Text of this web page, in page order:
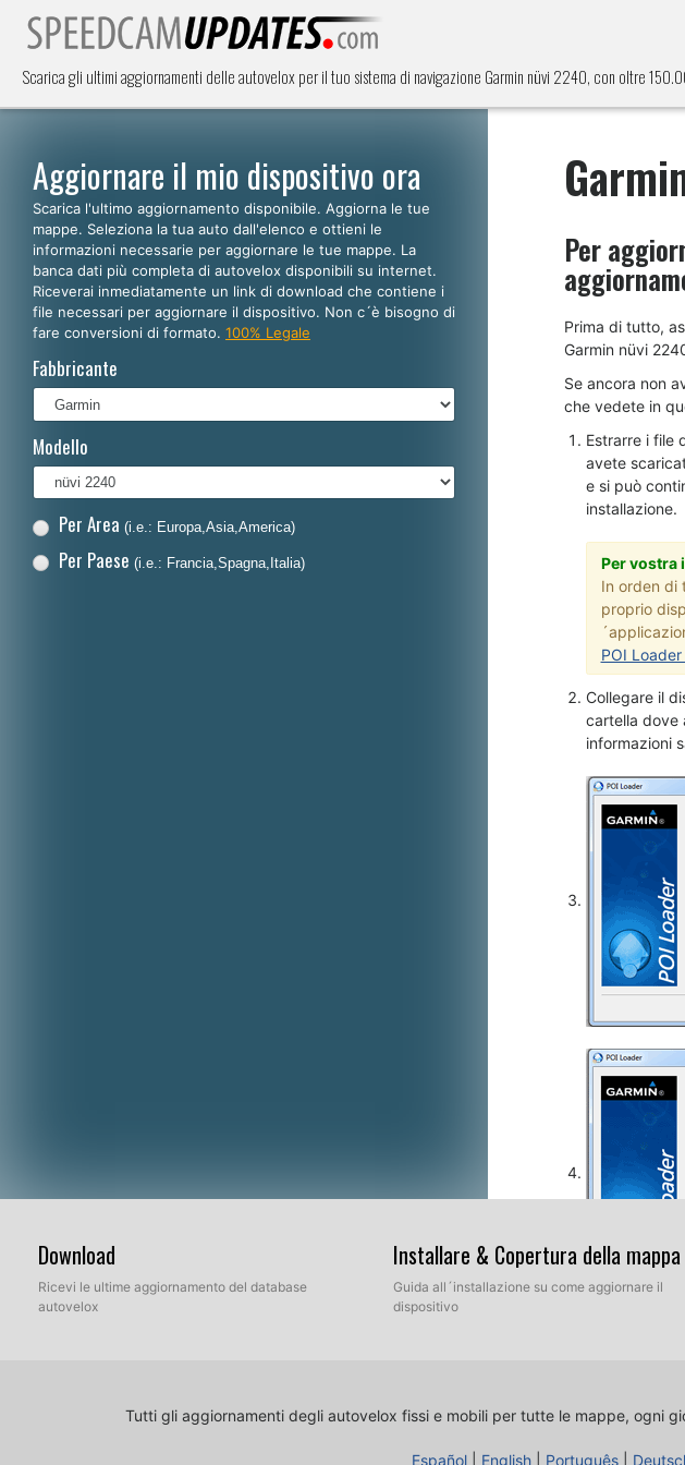
Scarica gli ultimi aggiornamenti delle autovelox per il tuo sistema di navigazione Garmin nüvi 2240, con oltre
Aggiornare il mio dispositivo ora
Scarica l'ultimo aggiornamento disponibile. Aggiorna le tue
mappe. Seleziona la tua auto dall'elenco e ottieni le
informazioni necessarie per aggiornare le tue mappe. La
banca dati più completa di autovelox disponibili su internet.
Riceverai inmediatamente un link di download che contiene i
file necessari per aggiornare il dispositivo. Non c´è bisogno di
fare conversioni di formato. 100% Legale
Fabbricante
Modello
Per Area (i.e.: Europa,Asia,America)
Per Paese (i.e.: Francia,Spagna,Italia)
Per
Prima di tutto,
Garmin nüvi
Se ancora non
che vedete in
Estrarre i file
avete
e si può
installazione.
Per vostra
In orden di
proprio
POI
Collegare il
cartella dove
informazioni
Download
Ricevi le ultime aggiornamento del database
autovelox
Installare & Copertura della mappa
Guida all´installazione su come aggiornare il
dispositivo
Tutti gli aggiornamenti degli autovelox fissi e mobili per tutte le mappe, ogni
Español English Português